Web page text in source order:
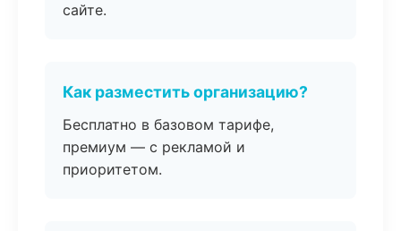
сайте.
Как разместить организацию?
Бесплатно в базовом тарифе,
премиум — с рекламой и
приоритетом.